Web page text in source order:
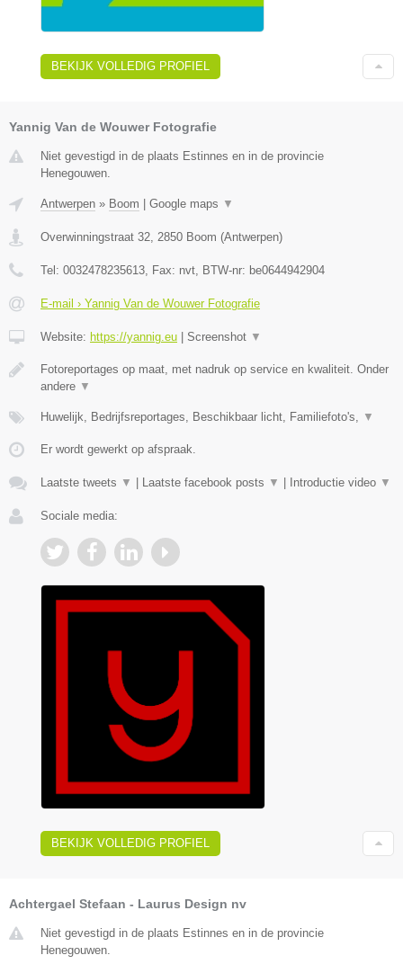
BEKIJK VOLLEDIG PROFIEL
Yannig Van de Wouwer Fotografie
Niet gevestigd in de plaats Estinnes en in de provincie
Henegouwen.
Antwerpen » Boom Google maps ▼
Overwinningstraat 32, 2850 Boom (Antwerpen)
Tel: 0032478235613, Fax: nvt, BTW-nr: be0644942904
E-mail › Yannig Van de Wouwer Fotografie
Website: https://yannig.eu Screenshot ▼
Fotoreportages op maat, met nadruk op service en kwaliteit. Onder
andere ▼
Huwelijk, Bedrijfsreportages, Beschikbaar licht, Familiefoto's, ▼
Er wordt gewerkt op afspraak.
Laatste tweets ▼ Laatste facebook posts ▼ Introductie video ▼
Sociale media:
BEKIJK VOLLEDIG PROFIEL
Achtergael Stefaan - Laurus Design nv
Niet gevestigd in de plaats Estinnes en in de provincie
Henegouwen.